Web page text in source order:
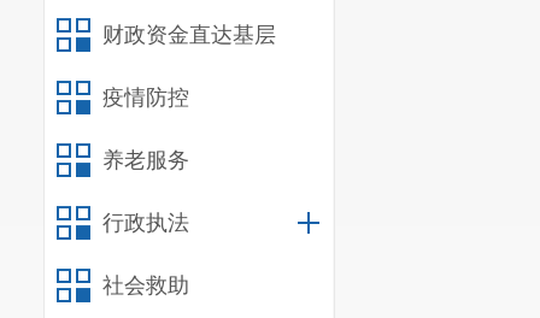
财政资金直达基层
疫情防控
养老服务
行政执法
社会救助